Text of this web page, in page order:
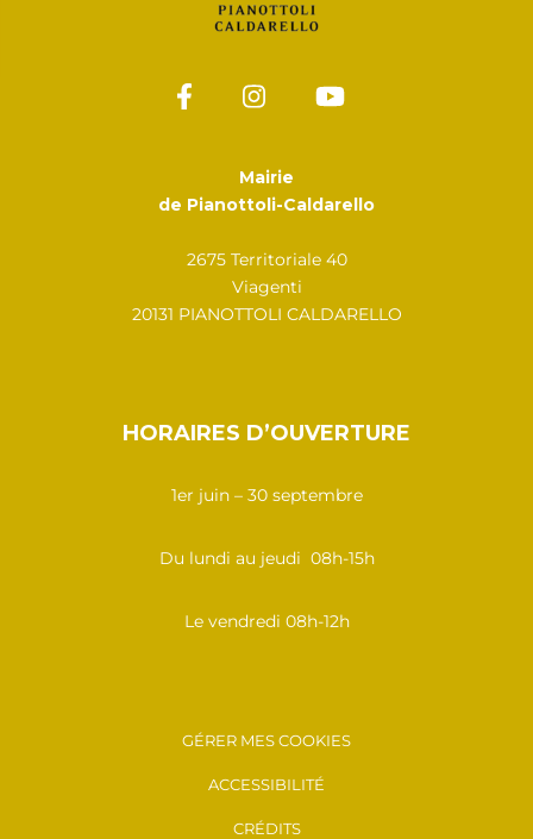
Mairie
de Pianottoli-Caldarello
2675 Territoriale 40
Viagenti
20131 PIANOTTOLI CALDARELLO
HORAIRES D’OUVERTURE
1er juin – 30 septembre
Du lundi au jeudi 08h-15h
Le vendredi 08h-12h
GÉRER MES COOKIES
ACCESSIBILITÉ
CRÉDITS